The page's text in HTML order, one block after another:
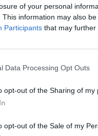
of your personal
This information may also
Participants that may further
Data Processing Opt Outs
opt-out of the Sharing of my
opt-out of the Sale of my
posizione della
di stampa
Tribunale di Foggia
aveva chiesto il
di dichiarare
non aveva poi
nel periodo in
la disciplina del Rdc